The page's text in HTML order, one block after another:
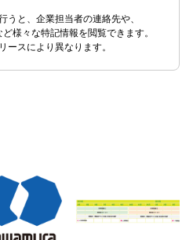
うと、企業担当者の連絡先や、
様々な特記情報を閲覧できます。
ースにより異なります。